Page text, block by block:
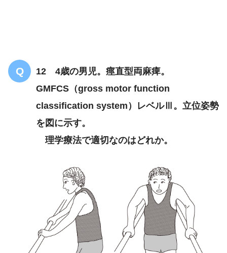
12 4歳の男児。痙直型両麻痺。
GMFCS（gross motor function
classification system）レベルⅢ。立位姿勢
を図に示す。
理学療法で適切なのはどれか。